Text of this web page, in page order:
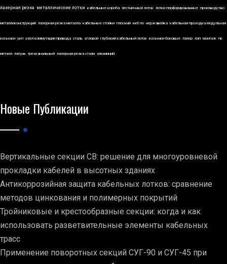
лазерная резка металлические лотки кабельные короба лестничный лоток лотки перфорированные производство
металлоконструкций лазерная резка металла кабельные стойки плоский ккб по нержавейка кабельная проходка модульная
косынки укп узел коммутации привода сталь угловой глубокий кабельный лоток косынки боковые лазер лэп монтаж пк
металл латунь трехканальный лазерная резка стали алюминий
Новые Публикации
Вертикальные секции СВ: решение для многоуровневой
прокладки кабелей в высотных зданиях
Антикоррозийная защита кабельных лотков: сравнение
методов цинкования и полимерных покрытий
Тройниковые и крестообразные секции: когда и как
использовать разветвительные элементы кабельных
трасс
Применение поворотных секций СУГ-90 и СУГ-45 при